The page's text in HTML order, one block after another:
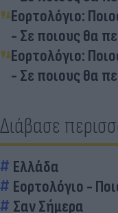
Εορτολόγιο:
- Σε ποιους θα
Εορτολόγιο:
- Σε ποιους θα
Διάβασε
Ελλάδα
Εορτολόγιο -
Σαν Σήμερα